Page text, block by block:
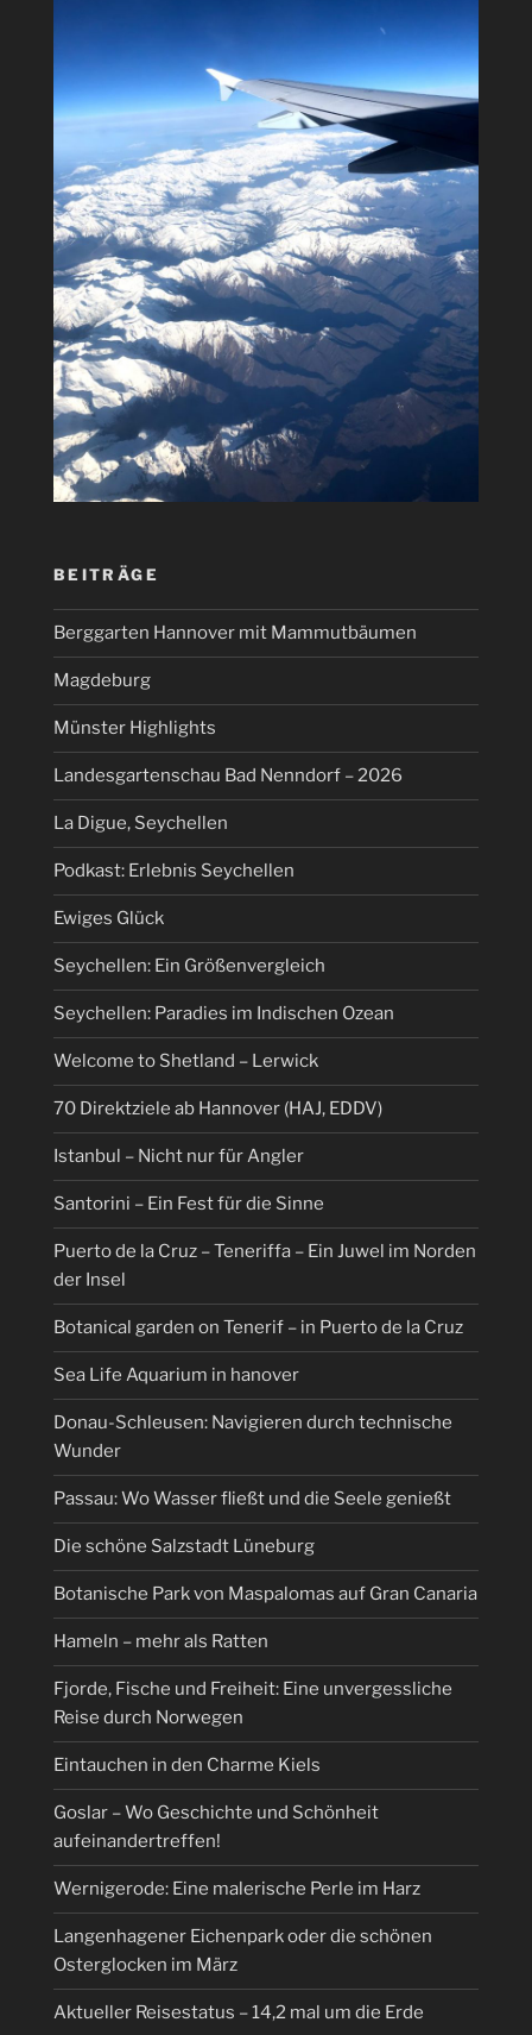
BEITRÄGE
Berggarten Hannover mit Mammutbäumen
Magdeburg
Münster Highlights
Landesgartenschau Bad Nenndorf – 2026
La Digue, Seychellen
Podkast: Erlebnis Seychellen
Ewiges Glück
Seychellen: Ein Größenvergleich
Seychellen: Paradies im Indischen Ozean
Welcome to Shetland – Lerwick
70 Direktziele ab Hannover (HAJ, EDDV)
Istanbul – Nicht nur für Angler
Santorini – Ein Fest für die Sinne
Puerto de la Cruz – Teneriffa – Ein Juwel im Norden
der Insel
Botanical garden on Tenerif – in Puerto de la Cruz
Sea Life Aquarium in hanover
Donau-Schleusen: Navigieren durch technische
Wunder
Passau: Wo Wasser fließt und die Seele genießt
Die schöne Salzstadt Lüneburg
Botanische Park von Maspalomas auf Gran Canaria
Hameln – mehr als Ratten
Fjorde, Fische und Freiheit: Eine unvergessliche
Reise durch Norwegen
Eintauchen in den Charme Kiels
Goslar – Wo Geschichte und Schönheit
aufeinandertreffen!
Wernigerode: Eine malerische Perle im Harz
Langenhagener Eichenpark oder die schönen
Osterglocken im März
Aktueller Reisestatus – 14,2 mal um die Erde